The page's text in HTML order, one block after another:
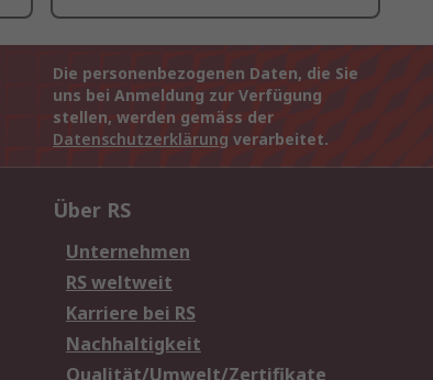
Die personenbezogenen Daten, die Sie
uns bei Anmeldung zur Verfügung
stellen, werden gemäss der
Datenschutzerklärung verarbeitet.
Über RS
Unternehmen
RS weltweit
Karriere bei RS
Nachhaltigkeit
Qualität/Umwelt/Zertifikate